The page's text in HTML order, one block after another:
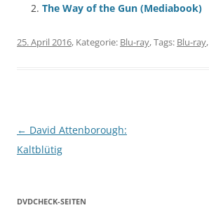
The Way of the Gun (Mediabook)
25. April 2016, Kategorie: Blu-ray, Tags: Blu-ray,
Beitragsnavigation
← David Attenborough:
Kaltblütig
DVDCHECK-SEITEN